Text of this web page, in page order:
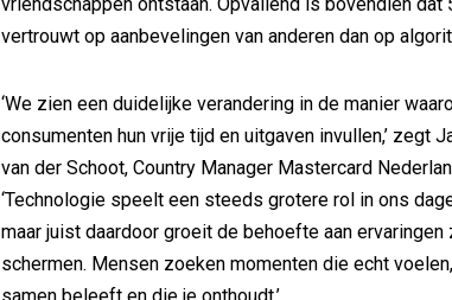
vertrouwt op aanbevelingen van anderen dan op
‘We zien een duidelijke verandering in de manier
consumenten hun vrije tijd en uitgaven invullen,’ zegt
van der Schoot, Country Manager Mastercard
‘Technologie speelt een steeds grotere rol in ons
maar juist daardoor groeit de behoefte aan ervaringen
schermen. Mensen zoeken momenten die echt
samen beleeft en die je onthoudt.’